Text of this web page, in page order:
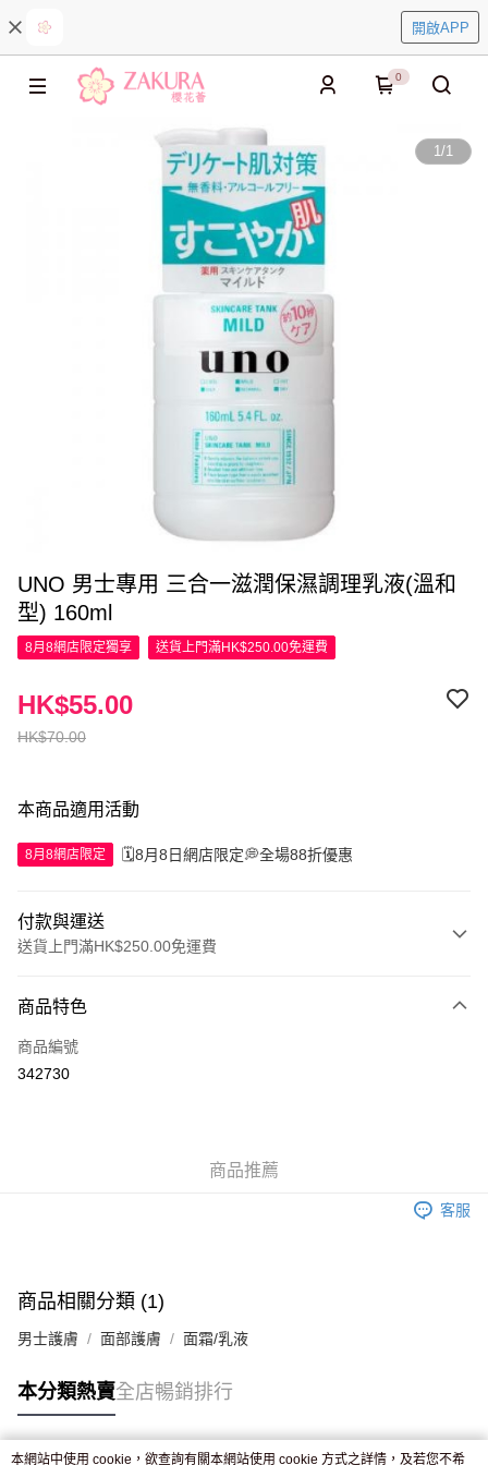
開啟APP
0
1/1
UNO 男士專用 三合一滋潤保濕調理乳液(溫和
型) 160ml
8月8網店限定獨享 送貨上門滿HK$250.00免運費
HK$70.00
HK$55.00
本商品適用活動
8月8網店限定 🗓️8月8日網店限定💭全場88折優惠
付款與運送
送貨上門滿HK$250.00免運費
信用卡
Apple Pay
付款後門市自取，訂單確認後2-4個工作天到店，7天內取。逾期後
商品特色
商品編號
342730
商品推薦
客服
商品相關分類 (1)
男士護膚 面部護膚 面霜/乳液
本分類熱賣全店暢銷排行
本網站中使用 cookie，欲查詢有關本網站使用 cookie 方式之詳情，及若您不希